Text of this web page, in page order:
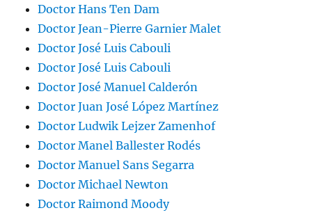
Doctor Hans Ten Dam
Doctor Jean-Pierre Garnier Malet
Doctor José Luis Cabouli
Doctor José Luis Cabouli
Doctor José Manuel Calderón
Doctor Juan José López Martínez
Doctor Ludwik Lejzer Zamenhof
Doctor Manel Ballester Rodés
Doctor Manuel Sans Segarra
Doctor Michael Newton
Doctor Raimond Moody